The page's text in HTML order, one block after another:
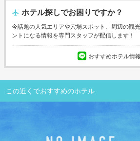
ホテル探しでお困りですか？
今話題の人気エリアや穴場スポット、周辺の観
ントになる情報を専門スタッフが配信します！
おすすめホテル情報
この近くでおすすめのホテル